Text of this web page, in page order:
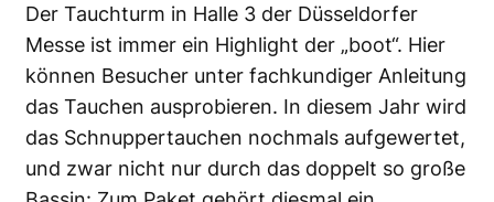
Der Tauchturm in Halle 3 der Düsseldorfer
Messe ist immer ein Highlight der „boot“. Hier
können Besucher unter fachkundiger Anleitung
das Tauchen ausprobieren. In diesem Jahr wird
das Schnuppertauchen nochmals aufgewertet,
und zwar nicht nur durch das doppelt so große